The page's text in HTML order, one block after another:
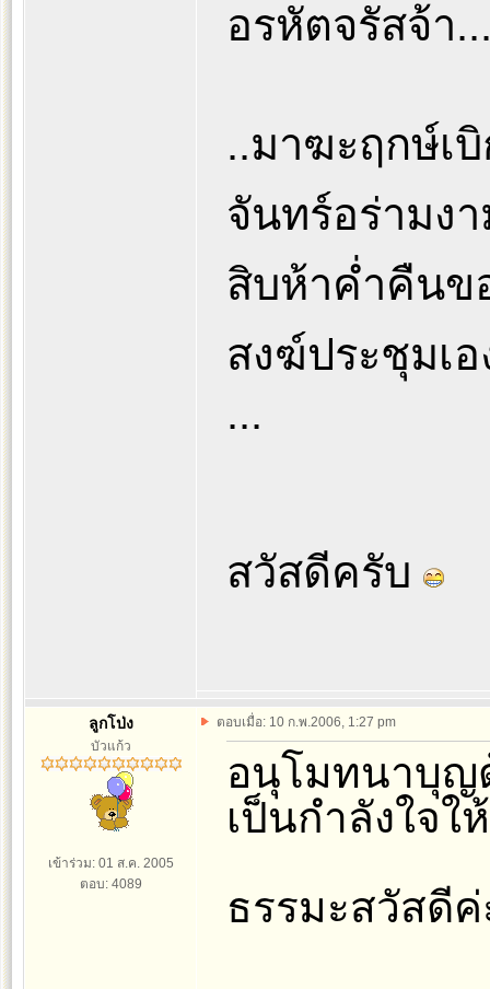
อรหัตจรัสจ้า
..มาฆะฤกษ์เ
จันทร์อร่ามงา
สิบห้าค่ำคืนข
สงฆ์ประชุมเ
...
สวัสดีครับ
ลูกโป่ง
บัวแก้ว
เข้าร่วม: 01 ส.ค. 2005
ตอบ: 4089
ตอบเมื่อ: 10 ก.พ.2006, 1:27 pm
อนุโมทนาบุญ
เป็นกำลังใจใ
ธรรมะสวัสดีค่